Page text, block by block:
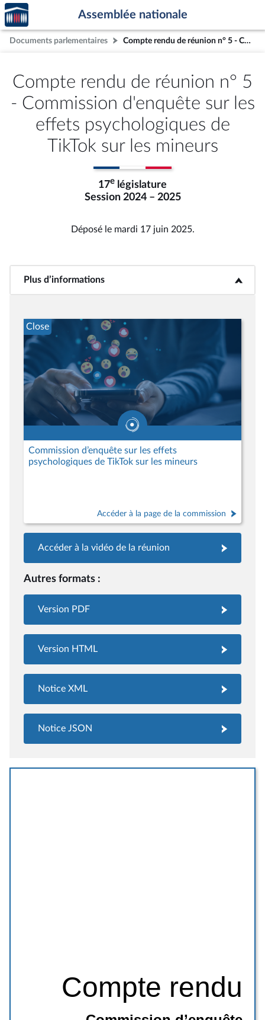
Aller au contenu
Aller en bas de la page
Accèder
à la
page
d'accueil
Assemblée nationale
Documents parlementaires Compte rendu de réunion n° 5 - Commission d'enquête sur les effets psychologiques de TikTok sur les mineurs
Compte rendu de réunion n° 5
- Commission d'enquête sur les
effets psychologiques de
TikTok sur les mineurs
17e législature
Session 2024 – 2025
Déposé le mardi 17 juin 2025.
Plus d’informations<b>Plus d’informations</b>
Commission d’enquête sur les effets
psychologiques de TikTok sur les mineurs
Accéder à la page de la commission
Close
Accéder à la vidéo de la réunion
Autres formats :
Version PDF
Version HTML
Notice XML
Notice JSON